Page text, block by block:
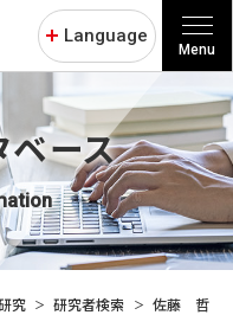
Language
Menu
ベース
究 研究者検索 佐藤 哲